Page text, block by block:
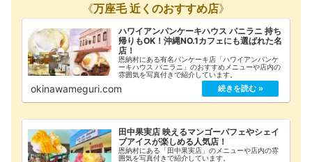
《万座毛 近くのおすすめ店》
ハワイアンパンケーキハウス パニラニ 持ち
帰りもOK！沖縄NO.1カフェにも選ばれた名
店！
恩納村にある有名パンケーキ店「ハワイアンパンケ
ーキハウス パニラニ」のおすすめメニューや店内の
雰囲気を写真付きで紹介しています。
okinawameguri.com
田中果実店 映えるマンゴーパフェやシェイ
ブアイスが楽しめる人気店！
恩納村にある「田中果実店」のメニューや店内の雰
囲気を写真付きで紹介しています。